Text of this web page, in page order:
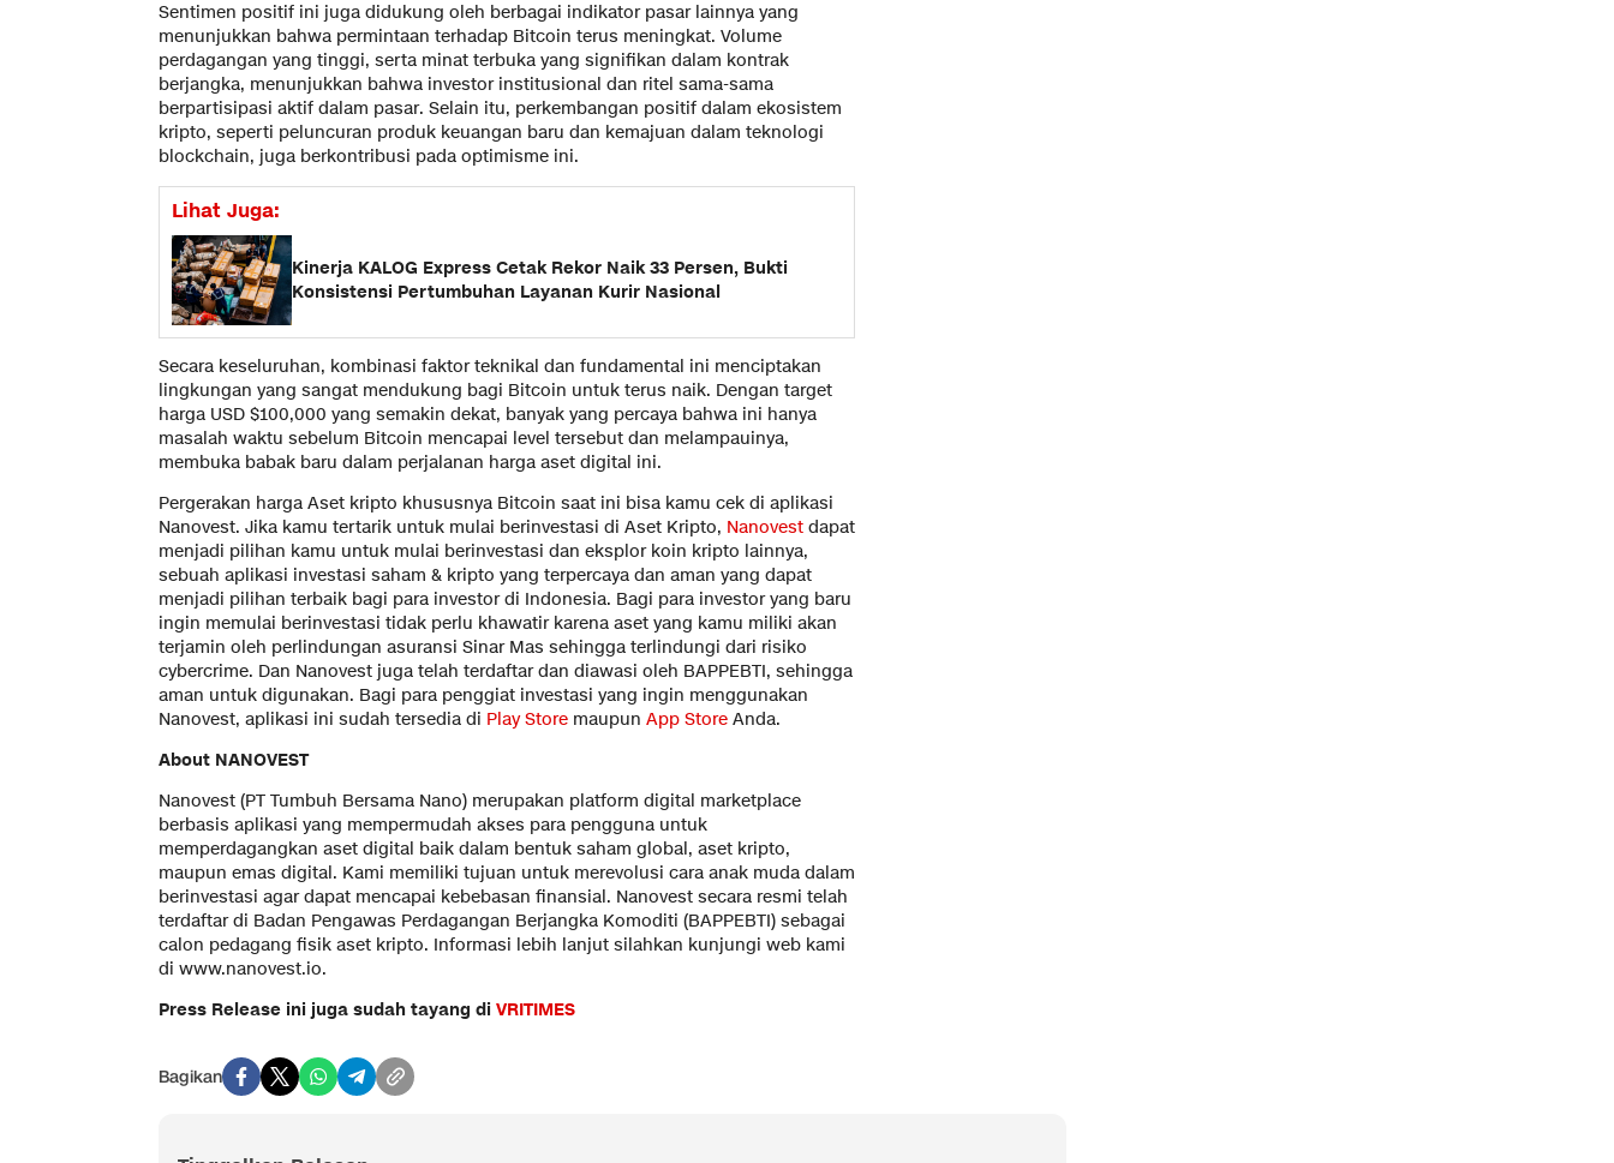
Sentimen positif ini juga didukung oleh berbagai indikator pasar lainnya yang
menunjukkan bahwa permintaan terhadap Bitcoin terus meningkat. Volume
perdagangan yang tinggi, serta minat terbuka yang signifikan dalam kontrak
berjangka, menunjukkan bahwa investor institusional dan ritel sama-sama
berpartisipasi aktif dalam pasar. Selain itu, perkembangan positif dalam ekosistem
kripto, seperti peluncuran produk keuangan baru dan kemajuan dalam teknologi
blockchain, juga berkontribusi pada optimisme ini.
Lihat Juga:
Kinerja KALOG Express Cetak Rekor Naik 33 Persen, Bukti
Konsistensi Pertumbuhan Layanan Kurir Nasional
Secara keseluruhan, kombinasi faktor teknikal dan fundamental ini menciptakan
lingkungan yang sangat mendukung bagi Bitcoin untuk terus naik. Dengan target
harga USD $100,000 yang semakin dekat, banyak yang percaya bahwa ini hanya
masalah waktu sebelum Bitcoin mencapai level tersebut dan melampauinya,
membuka babak baru dalam perjalanan harga aset digital ini.
Pergerakan harga Aset kripto khususnya Bitcoin saat ini bisa kamu cek di aplikasi
Nanovest. Jika kamu tertarik untuk mulai berinvestasi di Aset Kripto, Nanovest dapat
menjadi pilihan kamu untuk mulai berinvestasi dan eksplor koin kripto lainnya,
sebuah aplikasi investasi saham & kripto yang terpercaya dan aman yang dapat
menjadi pilihan terbaik bagi para investor di Indonesia. Bagi para investor yang baru
ingin memulai berinvestasi tidak perlu khawatir karena aset yang kamu miliki akan
terjamin oleh perlindungan asuransi Sinar Mas sehingga terlindungi dari risiko
cybercrime. Dan Nanovest juga telah terdaftar dan diawasi oleh BAPPEBTI, sehingga
aman untuk digunakan. Bagi para penggiat investasi yang ingin menggunakan
Nanovest, aplikasi ini sudah tersedia di Play Store maupun App Store Anda.
About NANOVEST
Nanovest (PT Tumbuh Bersama Nano) merupakan platform digital marketplace
berbasis aplikasi yang mempermudah akses para pengguna untuk
memperdagangkan aset digital baik dalam bentuk saham global, aset kripto,
maupun emas digital. Kami memiliki tujuan untuk merevolusi cara anak muda dalam
berinvestasi agar dapat mencapai kebebasan finansial. Nanovest secara resmi telah
terdaftar di Badan Pengawas Perdagangan Berjangka Komoditi (BAPPEBTI) sebagai
calon pedagang fisik aset kripto. Informasi lebih lanjut silahkan kunjungi web kami
di www.nanovest.io.
Press Release ini juga sudah tayang di VRITIMES
Bagikan